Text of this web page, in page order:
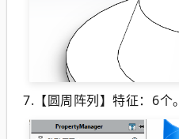
7.【圆周阵列】特征：6个。